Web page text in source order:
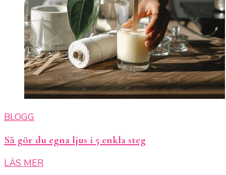
BLOGG
Så gör du egna ljus i 5 enkla steg
LÄS MER